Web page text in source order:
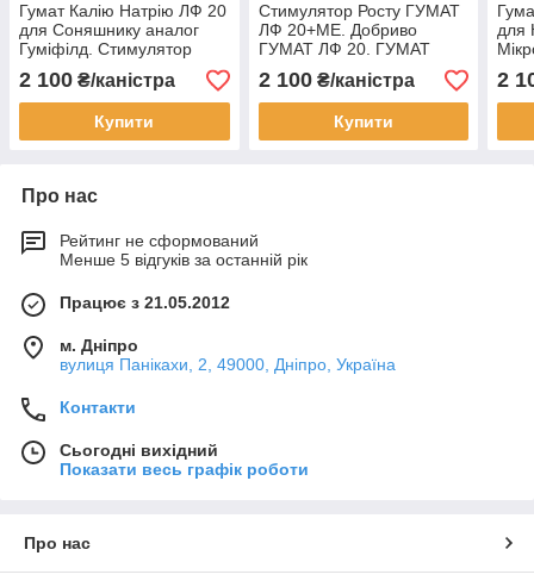
Гумат Калію Натрію ЛФ 20
для Соняшнику аналог
Гуміфілд. Стимулятор
зросту з мікроелементами
Гумат ЛФ20.
2 100 ₴/каністра
Купити
Стимулятор Росту ГУМАТ
ЛФ 20+МЕ. Добриво
ГУМАТ ЛФ 20. ГУМАТ
ЛФ20 з мікроелементами.
2 100₴/каністра
Купити
для
2
Про нас
Рейтинг не сформований
Менше 5 відгуків за останній рік
Працює з 21.05.2012
м. Дніпро
вулиця Панікахи, 2, 49000, Дніпро, Україна
Контакти
Сьогодні вихідний
Показати весь графік роботи
Про нас